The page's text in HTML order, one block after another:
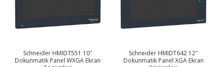
Schneider HMIDT551 10″
Dokunmatik Panel WXGA Ekran
Schneider HMIDT642 12″
Dokunmatik Panel XGA Ekran